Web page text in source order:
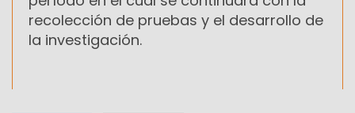
recolección de pruebas y el desarrollo de
la investigación.